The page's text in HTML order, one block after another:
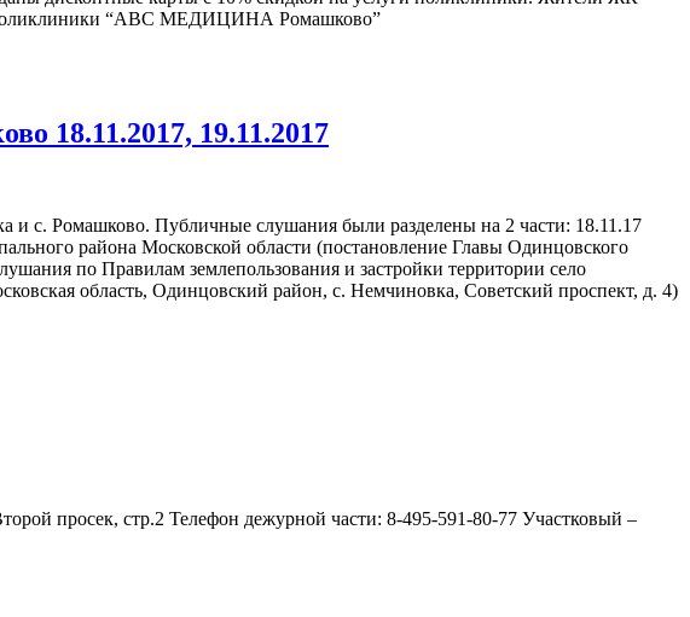
поликлиники “ABC МЕДИЦИНА Ромашково”
18.11.2017, 19.11.2017
и с. Ромашково. Публичные слушания были разделены на 2 части: 18.11.17
района Московской области (постановление Главы Одинцовского
по Правилам землепользования и застройки территории село
область, Одинцовский район, с. Немчиновка, Советский проспект, д. 4)
просек, стр.2 Телефон дежурной части: 8-495-591-80-77 Участковый –